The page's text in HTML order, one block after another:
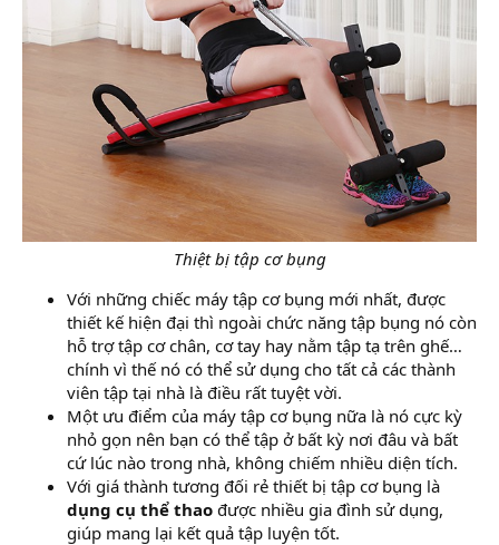
Thiệt bị tập cơ bụng
Với những chiếc máy tập cơ bụng mới nhất, được
thiết kế hiện đại thì ngoài chức năng tập bụng nó còn
hỗ trợ tập cơ chân, cơ tay hay nằm tập tạ trên ghế…
chính vì thế nó có thể sử dụng cho tất cả các thành
viên tập tại nhà là điều rất tuyệt vời.
Một ưu điểm của máy tập cơ bụng nữa là nó cực kỳ
nhỏ gọn nên bạn có thể tập ở bất kỳ nơi đâu và bất
cứ lúc nào trong nhà, không chiếm nhiều diện tích.
Với giá thành tương đối rẻ thiết bị tập cơ bụng là
dụng cụ thể thao được nhiều gia đình sử dụng,
giúp mang lại kết quả tập luyện tốt.